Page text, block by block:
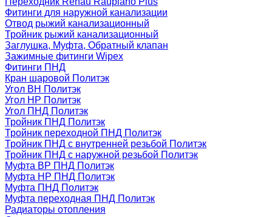
Фитинги для наружной канализации
Отвод рыжий канализационный
Тройник рыжий канализационный
Заглушка, Муфта, Обратный клапан
Зажимные фитинги Wipex
Фитинги ПНД
Кран шаровой Политэк
Угол ВН Политэк
Угол НР Политэк
Угол ПНД Политэк
Тройник ПНД Политэк
Тройник переходной ПНД Политэк
Тройник ПНД с внутренней резьбой Политэк
Тройник ПНД с наружной резьбой Политэк
Муфта ВР ПНД Политэк
Муфта НР ПНД Политэк
Муфта ПНД Политэк
Муфта переходная ПНД Политэк
Радиаторы отопления